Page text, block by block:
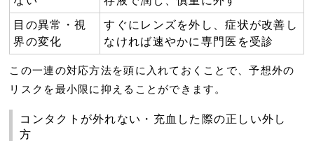
目の異常・視
界の変化
すぐにレンズを外し、症状が改善し
なければ速やかに専門医を受診
この一連の対応方法を頭に入れておくことで、予想外の
リスクを最小限に抑えることができます。
コンタクトが外れない・充血した際の正しい外し
方